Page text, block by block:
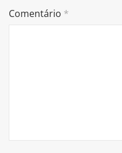
Comentário *